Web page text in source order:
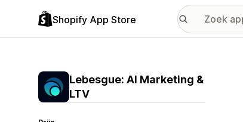
Shopify App Store
Lebesgue: AI Marketing &
LTV